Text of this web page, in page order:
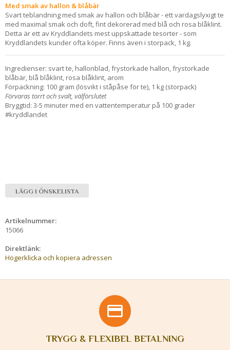
Med smak av hallon & blåbär
Svart teblandning med smak av hallon och blåbär - ett vardagslyxigt te
med maximal smak och doft, fint dekorerad med blå och rosa blåklint.
Detta är ett av Kryddlandets mest uppskattade tesorter - som
Kryddlandets kunder ofta köper. Finns även i storpack, 1 kg.
Ingredienser: svart te, hallonblad, frystorkade hallon, frystorkade
blåbär, blå blåklint, rosa blåklint, arom
Förpackning: 100 gram (lösvikt i ståpåse för te), 1 kg (storpack)
Förvaras torrt och svalt, välförslutet
Bryggtid: 3-5 minuter med en vattentemperatur på 100 grader
#kryddlandet
LÄGG I ÖNSKELISTA
Artikelnummer:
15066
Direktlänk:
Högerklicka och kopiera adressen
TRYGG & FLEXIBEL BETALNING